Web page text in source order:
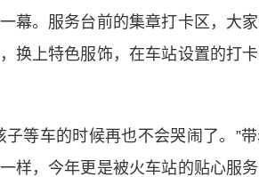
幕。服务台前的集章打卡区，大
换上特色服饰，在车站设置的打
等车的时候再也不会哭闹了。”
样，今年更是被火车站的贴心服